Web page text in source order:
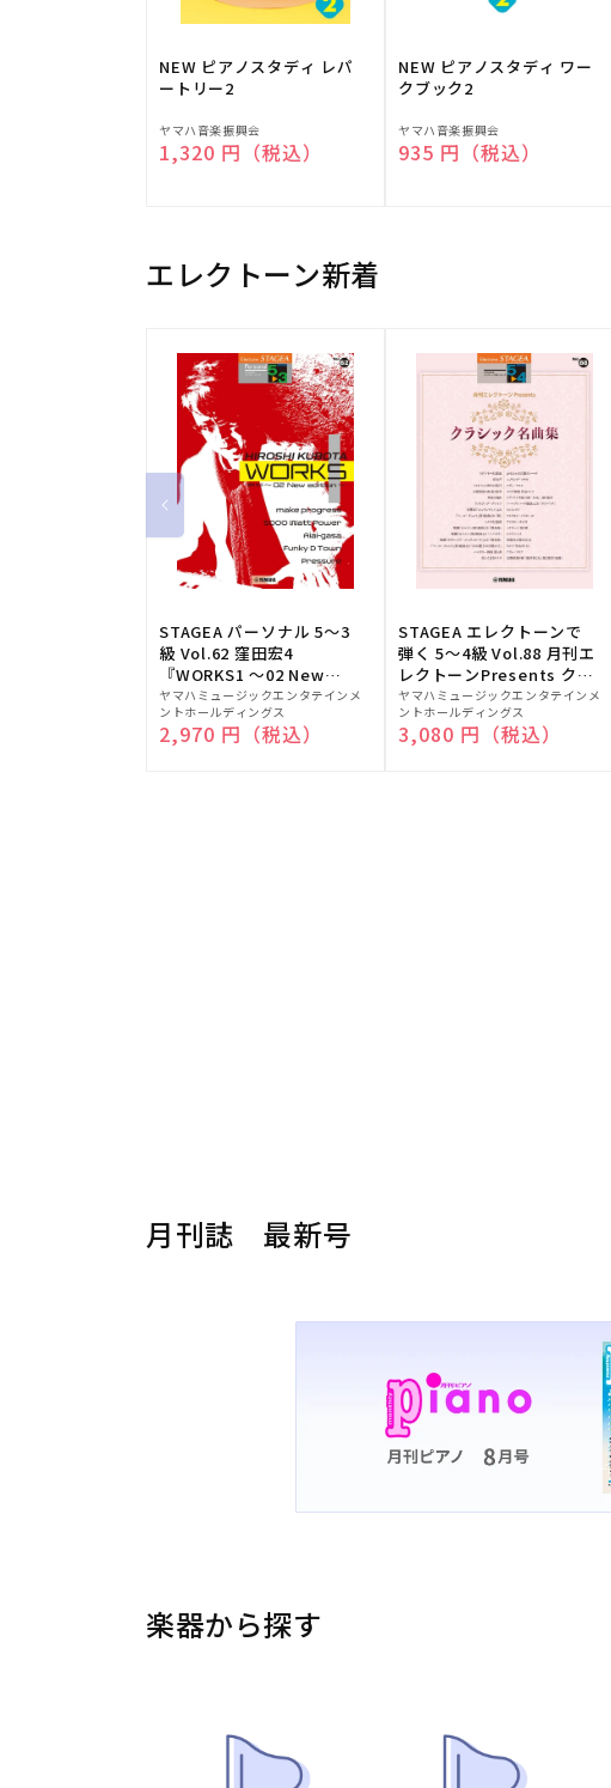
NEW ピアノスタディ レパ
ートリー2
販
売
ヤマハ音楽振興会
通常価格
1,320 円（税込）
NEW ピアノスタディ ワー
クブック2
販
売
ヤマハ音楽振興会
通常価格
935 円（税込）
エレクトーン新着
STAGEA パーソナル 5～3
級 Vol.62 窪田宏4
『WORKS1 ～02 New
edition～』
販
売
元:
ヤマハミュージックエンタテインメ
ントホールディングス
通常価格
2,970 円（税込）
STAGEA エレクトーンで
弾く 5～4級 Vol.88 月刊エ
レクトーンPresents クラ
シック名曲集
販
売
元:
ヤマハミュージックエンタテインメ
ントホールディングス
通常価格
3,080 円（税込）
月刊誌 最新号
楽器から探す